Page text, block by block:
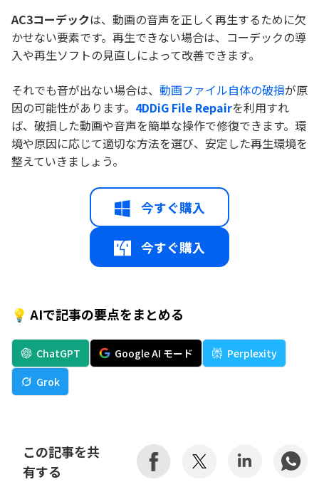
AC3コーデックは、動画の音声を正しく再生するために欠
かせない要素です。再生できない場合は、コーデックの導
入や再生ソフトの見直しによって改善できます。
それでも音が出ない場合は、 動画ファイル自体の破損が原
因の可能性があります。 4DDiG File Repairを利用すれ
ば、破損した動画や音声を簡単な操作で修復できます。環
境や原因に応じて適切な方法を選び、安定した再生環境を
整えていきましょう。
今すぐ購入
今すぐ購入
💡 AIで記事の要点をまとめる
ChatGPT Google AI モード
Perplexity
Grok
この記事を共
有する